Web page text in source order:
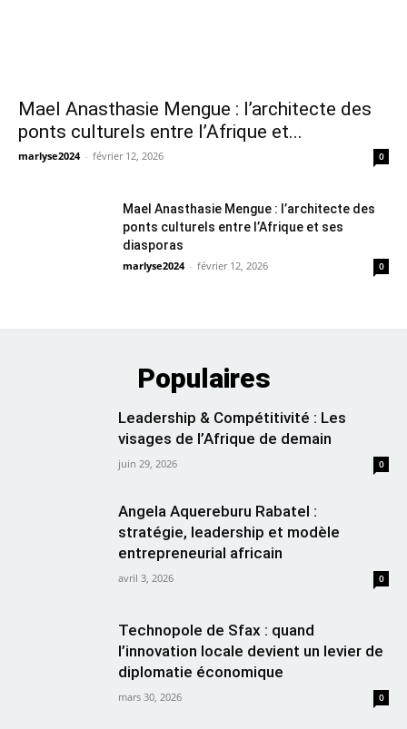
Mael Anasthasie Mengue : l’architecte des
ponts culturels entre l’Afrique et...
marlyse2024 - février 12, 2026 0
Mael Anasthasie Mengue : l’architecte des
ponts culturels entre l’Afrique et ses
diasporas
marlyse2024 - février 12, 2026 0
Populaires
Leadership & Compétitivité : Les
visages de l’Afrique de demain
juin 29, 2026 0
Angela Aquereburu Rabatel :
stratégie, leadership et modèle
entrepreneurial africain
avril 3, 2026 0
Technopole de Sfax : quand
l’innovation locale devient un levier de
diplomatie économique
mars 30, 2026 0